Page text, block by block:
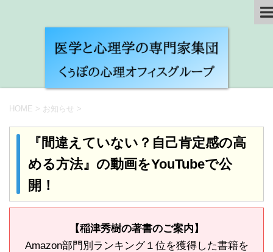
HOME > お知らせ >
『間違えていない？自己肯定感の高
める方法』の動画をYouTubeで公
開！
【稲津秀樹の著書のご案内】
Amazon部門別ランキング１位を獲得した書籍を